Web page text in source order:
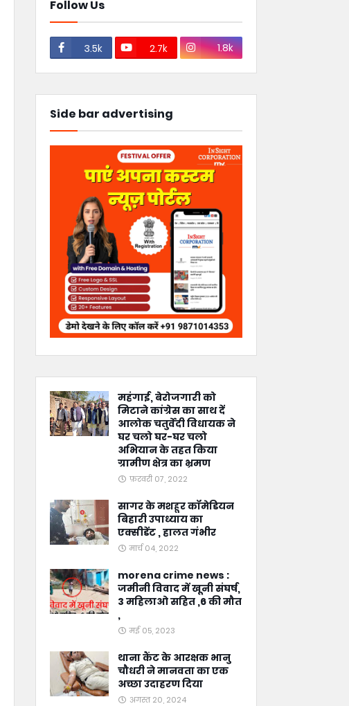
Follow Us
3.5k 2.7k 1.8k
Side bar advertising
महंगाई, बेरोजगारी को
मिटाने कांग्रेस का साथ दें
आलोक चतुर्वेदी विधायक ने
घर चलो घर-घर चलो
अभियान के तहत किया
ग्रामीण क्षेत्र का भ्रमण
फ़रवरी 07, 2022
सागर के मशहूर कॉमेडियन
बिहारी उपाध्याय का
एक्सीडेंट , हालत गंभीर
मार्च 04, 2022
morena crime news :
जमीनी विवाद में खूनी संघर्ष,
3 महिलाओ सहित ,6 की मौत
,
मई 05, 2023
थाना कैंट के आरक्षक भानु
चौधरी ने मानवता का एक
अच्छा उदाहरण दिया
अगस्त 20, 2024